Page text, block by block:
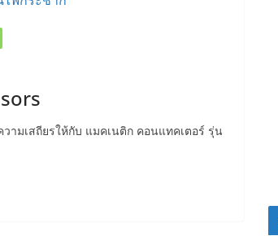
วามเสถียรให้กับ แมคเนติก คอนแทคเตอร์ รุ่น